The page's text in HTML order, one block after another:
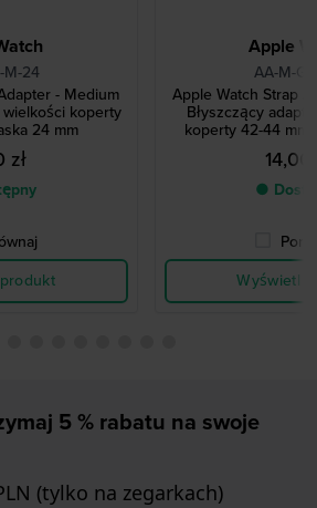
M-24
- Medium
koperty
24 mm
zł
Apple
AA-M-G-
Apple Watch Strap
Błyszczący
koperty 42-44 mm
14,00
●
Wyświetl
5 % rabatu na swoje
(tylko na zegarkach)